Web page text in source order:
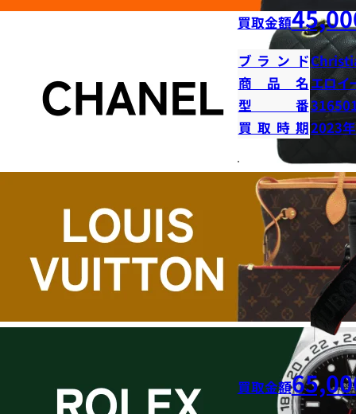
買取金額
ブランド
商品名エロイ
型番
買取時期2023
買取金額